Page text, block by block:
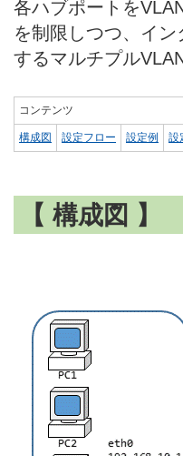
各ハブポートを
を制限しつつ、イ
するマルチプル
コンテンツ
構成図 設定フロー 設定例 設
【 構成図 】